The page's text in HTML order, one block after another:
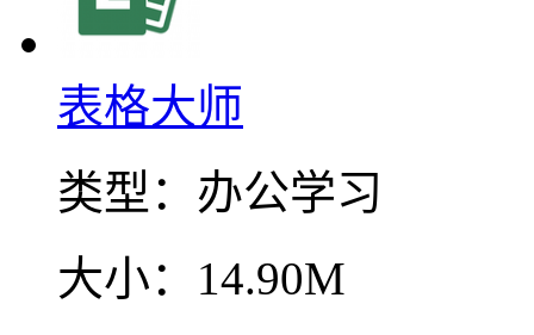
表格大师
类型： 办公学习
大小： 14.90M